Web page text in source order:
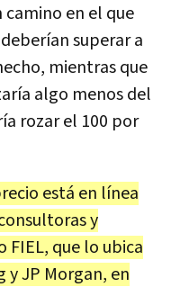
en el que
superar a
mientras que
algo menos del
rozar el 100 por
está en línea
y
que lo ubica
y JP Morgan, en